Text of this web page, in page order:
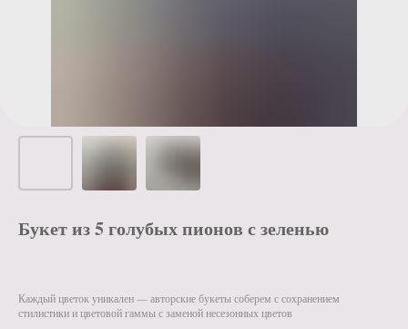
Букет из 5 голубых пионов с зеленью
Каждый цветок уникален — авторские букеты соберем с сохранением
стилистики и цветовой гаммы с заменой несезонных цветов